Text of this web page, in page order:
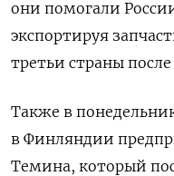
они помогали
экспортируя
третьи страны
Также в
в Финляндии
Темина, который